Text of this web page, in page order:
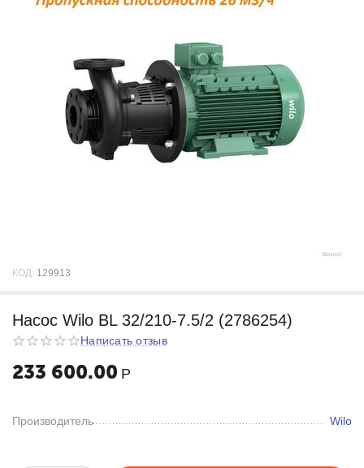
КОД: 129913
Насос Wilo BL 32/210-7.5/2 (2786254)
Написать отзыв
233 600.00 Р
Производитель Wilo